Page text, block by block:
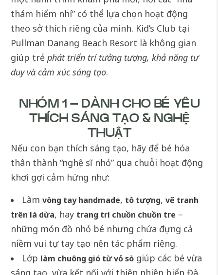
thám hiểm nhí” có thể lựa chọn hoạt động
theo sở thích riêng của mình. Kid’s Club tại
Pullman Danang Beach Resort là không gian
giúp trẻphát triển trí tưởng tượng, khả năng tư
duy và cảm xúc sáng tạo.
NHÓM 1 – DÀNH CHO BÉ YÊU
THÍCH SÁNG TẠO & NGHỆ
THUẬT
Nếu con bạn thích sáng tạo, hãy để bé hóa
thân thành “nghệ sĩ nhỏ” qua chuỗi hoạt động
khơi gợi cảm hứng như:
Làmvòng tay handmade, tô tượng,vẽ tranh
trên lá dừa, hay trang trí chuồn chuồn tre –
những món đồ nhỏ bé nhưng chứa đựng cả
niềm vui tự tay tạo nên tác phẩm riêng.
Lớp làm chuông gió từ vỏ sò giúp các bé vừa
sáng tạo, vừa kết nối với thiên nhiên biển Đà